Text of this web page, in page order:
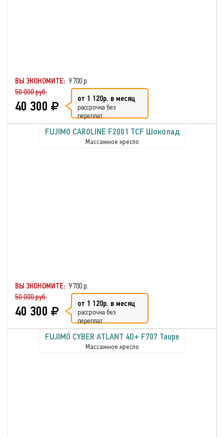
ВЫ ЭКОНОМИТЕ: 9 700 р.
50 000 руб.
40 300 от 1 120р. в месяц
рассрочка без
переплат
FUJIMO CAROLINE F2001 TCF Шоколад
Массажное кресло
ВЫ ЭКОНОМИТЕ: 9 700 р.
50 000 руб.
40 300 от 1 120р. в месяц
рассрочка без
переплат
FUJIMO CYBER ATLANT 4D+ F707 Taupe
Массажное кресло